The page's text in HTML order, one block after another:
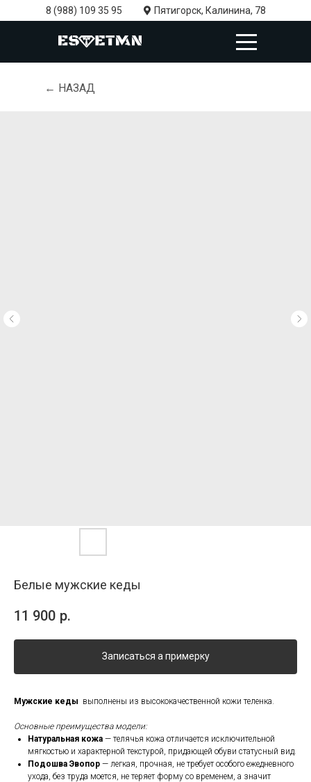
8 (988) 109 35 95 Пятигорск, Калинина, 78
← НАЗАД
Белые мужские кеды
11 900 р.
Записаться а примерку
Мужские кеды выполнены из высококачественной кожи теленка.
Основные преимущества модели:
Натуральная кожа — телячья кожа отличается исключительной
мягкостью и характерной текстурой, придающей обуви статусный вид.
Подошва Эвопор — легкая, прочная, не требует особого ежедневного
ухода, без труда моется, не теряет форму со временем, а значит